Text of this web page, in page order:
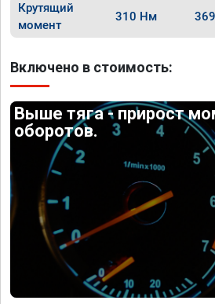
Крутящий
момент
310 Нм
Включено в стоимость:
Выше тяга - прирост
оборотов.